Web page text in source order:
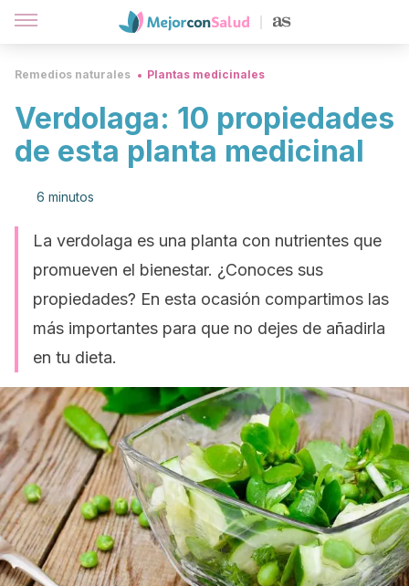
Remedios naturales Plantas medicinales
Verdolaga: 10 propiedades
de esta planta medicinal
6 minutos
La verdolaga es una planta con nutrientes que
promueven el bienestar. ¿Conoces sus
propiedades? En esta ocasión compartimos las
más importantes para que no dejes de añadirla
en tu dieta.